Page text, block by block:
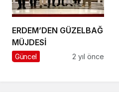
ERDEM’DEN GÜZELBAĞ
MÜJDESİ
Güncel 2 yıl önce